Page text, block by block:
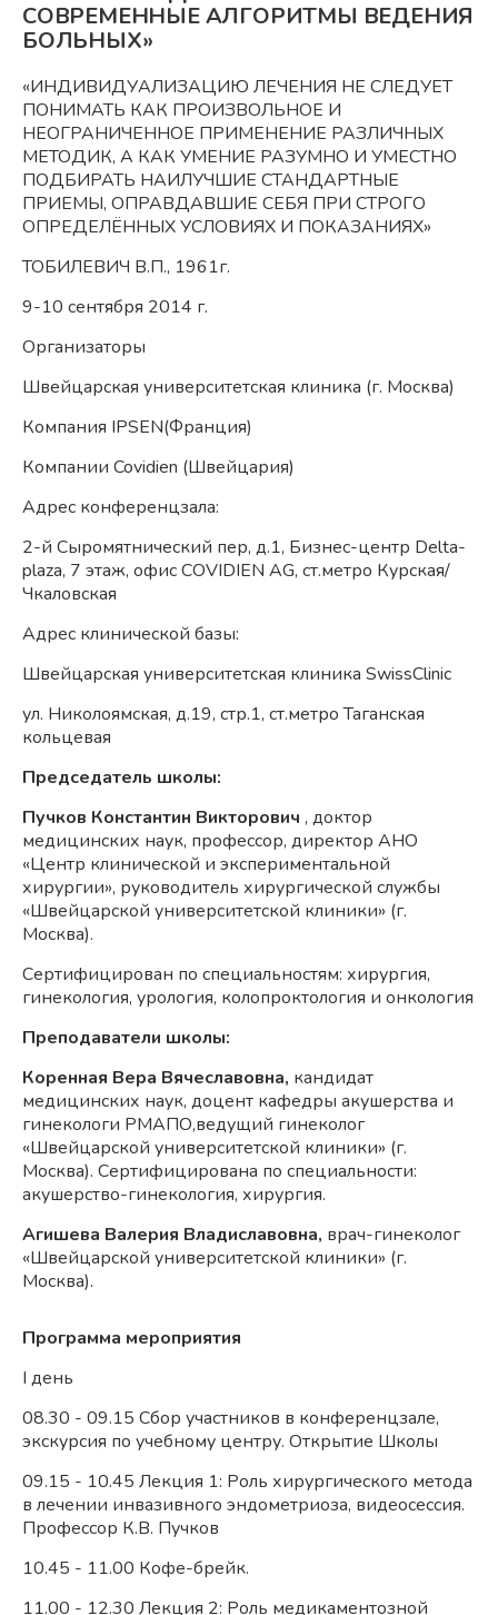
СОВРЕМЕННЫЕ АЛГОРИТМЫ ВЕДЕНИЯ
БОЛЬНЫХ»
«ИНДИВИДУАЛИЗАЦИЮ ЛЕЧЕНИЯ НЕ СЛЕДУЕТ
ПОНИМАТЬ КАК ПРОИЗВОЛЬНОЕ И
НЕОГРАНИЧЕННОЕ ПРИМЕНЕНИЕ РАЗЛИЧНЫХ
МЕТОДИК, А КАК УМЕНИЕ РАЗУМНО И УМЕСТНО
ПОДБИРАТЬ НАИЛУЧШИЕ СТАНДАРТНЫЕ
ПРИЕМЫ, ОПРАВДАВШИЕ СЕБЯ ПРИ СТРОГО
ОПРЕДЕЛЁННЫХ УСЛОВИЯХ И ПОКАЗАНИЯХ»
ТОБИЛЕВИЧ В.П., 1961г.
9-10 сентября 2014 г.
Организаторы
Швейцарская университетская клиника (г. Москва)
Компания IPSEN(Франция)
Компании Covidien (Швейцария)
Адрес конференцзала:
2-й Сыромятнический пер, д.1, Бизнес-центр Delta-
plaza, 7 этаж, офис COVIDIEN AG, ст.метро Курская/
Чкаловская
Адрес клинической базы:
Швейцарская университетская клиника SwissClinic
ул. Николоямская, д.19, стр.1, ст.метро Таганская
кольцевая
Председатель школы:
Пучков Константин Викторович , доктор
медицинских наук, профессор, директор АНО
«Центр клинической и экспериментальной
хирургии», руководитель хирургической службы
«Швейцарской университетской клиники» (г.
Москва).
Сертифицирован по специальностям: хирургия,
гинекология, урология, колопроктология и онкология
Преподаватели школы:
Коренная Вера Вячеславовна, кандидат
медицинских наук, доцент кафедры акушерства и
гинекологи РМАПО,ведущий гинеколог
«Швейцарской университетской клиники» (г.
Москва). Сертифицирована по специальности:
акушерство-гинекология, хирургия.
Агишева Валерия Владиславовна, врач-гинеколог
«Швейцарской университетской клиники» (г.
Москва).
Программа мероприятия
I день
08.30 - 09.15 Сбор участников в конференцзале,
экскурсия по учебному центру. Открытие Школы
09.15 - 10.45 Лекция 1: Роль хирургического метода
в лечении инвазивного эндометриоза, видеосессия.
Профессор К.В. Пучков
10.45 - 11.00 Кофе-брейк.
11.00 - 12.30 Лекция 2: Роль медикаментозной